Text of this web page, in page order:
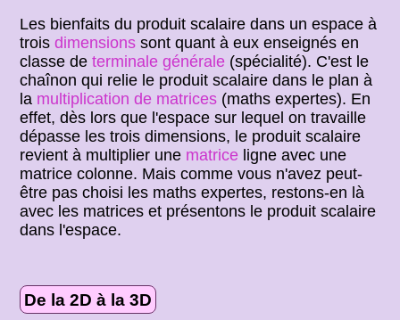
Les bienfaits du produit scalaire dans un espace à
troisdimensions sont quant à eux enseignés en
classe determinale générale (spécialité). C'est le
chaînon qui relie le produit scalaire dans le plan à
la multiplication de matrices (maths expertes). En
effet, dès lors que l'espace sur lequel on travaille
dépasse les trois dimensions, le produit scalaire
revient à multiplier une matrice ligne avec une
matrice colonne. Mais comme vous n'avez peut-
être pas choisi les maths expertes, restons-en là
avec les matrices et présentons le produit scalaire
dans l'espace.
De la 2D à la 3D